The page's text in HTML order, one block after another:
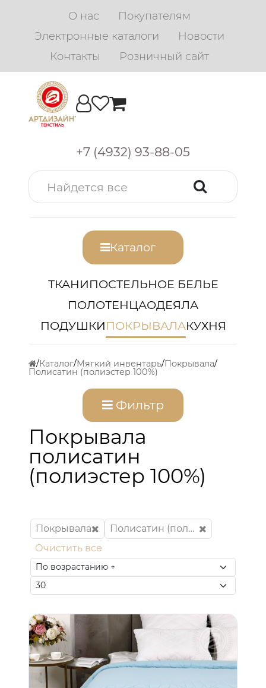
О нас
Покупателям
Электронные каталоги
Новости
Контакты
Розничный сайт
+7 (4932) 93-88-05
Каталог
ТКАНИПОСТЕЛЬНОЕ БЕЛЬЕ
ПОЛОТЕНЦАОДЕЯЛА
ПОДУШКИПОКРЫВАЛАКУХНЯ
Каталог Мягкий инвентарь Покрывала
Полисатин (полиэстер 100%)
Фильтр
Покрывала
полисатин
(полиэстер 100%)
Покрывала
Полисатин (полиэстер 100%)
Очистить все